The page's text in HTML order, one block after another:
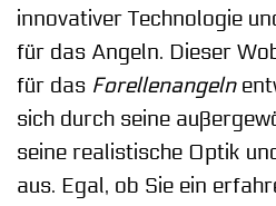
innovativer Technologie
für das Angeln. Dieser
für das Forellenangeln
sich durch seine
seine realistische Optik
aus. Egal, ob Sie ein